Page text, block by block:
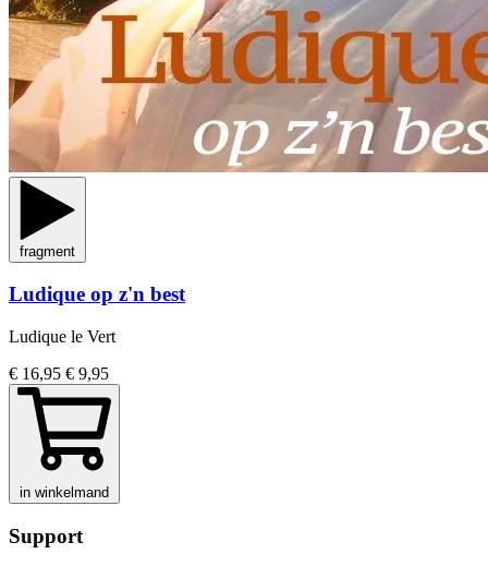
fragment
Ludique op z'n best
Ludique le Vert
€ 16,95 € 9,95
in winkelmand
Support